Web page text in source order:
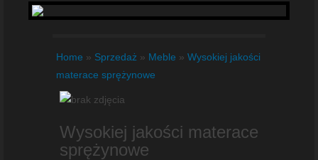
Home » Sprzedaż » Meble » Wysokiej jakości
materace sprężynowe
Wysokiej jakości materace
sprężynowe